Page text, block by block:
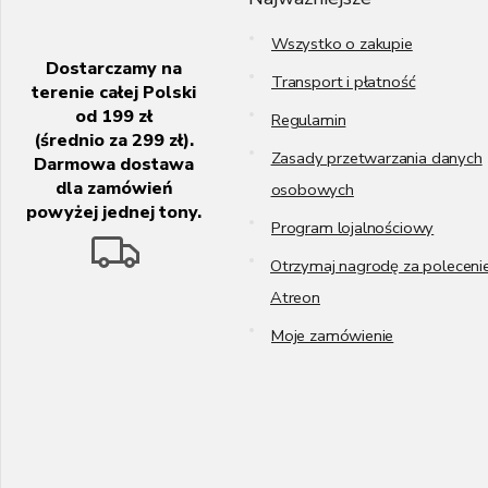
Dostarczamy na
terenie całej Polski
od 199 zł
(średnio za 299 zł).
Darmowa dostawa
dla zamówień
powyżej jednej tony.
Wszystko o zakupie
Transport i płatność
Regulamin
Zasady przetwarzania danych
osobowych
Program lojalnościowy
Otrzymaj nagrodę za
Atreon
Moje zamówienie